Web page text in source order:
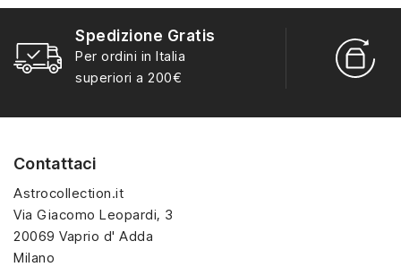
vellutino rosso e offrono
soluzioni eleganti e
pratiche per organizzare
collezione di sorpresine.
vellutino rosso e offrono
soluzioni eleganti e
pratiche per organizzare
collezione di sorpresine.
Spedizione Gratis
Per ordini in Italia
superiori a 200€
Contattaci
Astrocollection.it
Via Giacomo Leopardi, 3
20069 Vaprio d' Adda
Milano